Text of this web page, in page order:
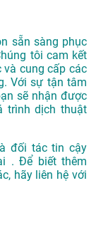
sẵn sàng phục
tôi cam kết
cung cấp các
Với sự tận tâm
sẽ nhận được
trình dịch thuật
đối tác tin cậy
. Để biết thêm
hãy liên hệ với